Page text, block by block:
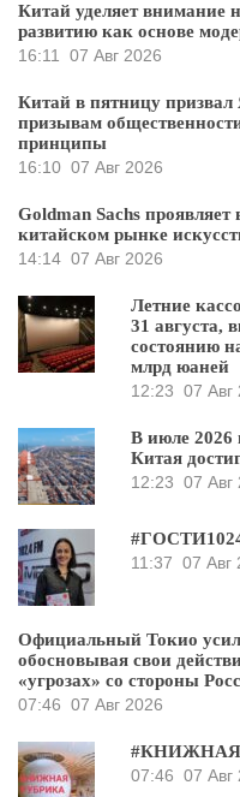
Китай уделяет внимание
развитию как основе
16:11
07 Авг 2026
Китай в пятницу
призывам
принципы
16:10 07 Авг 2026
Goldman Sachs
китайском рынке
14:14 07 Авг 2026
Летние
31 августа,
состоянию
млрд юаней
12:23 07 Авг
В июле 2026
Китая
12:23 07 Авг
11:37 07 Авг
Официальный Токио
обосновывая свои
«угрозах» со стороны
07:46 07 Авг 2026
07:46 07 Авг